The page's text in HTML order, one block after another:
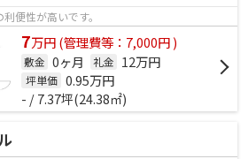
便性が高いです。
7万円(管理費等：7,000円 )
敷金 0ヶ月 礼金 12万円
坪単価 0.95万円
- / 7.37坪(24.38㎡)